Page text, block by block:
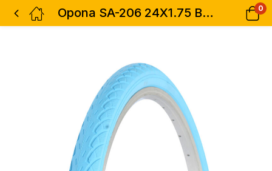
Opona SA-206 24X1.75 BABYBLUE2084 0